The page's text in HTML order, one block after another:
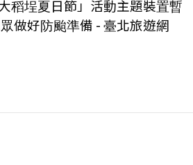
稻埕夏日節」活動主題裝置暫
做好防颱準備 - 臺北旅遊網